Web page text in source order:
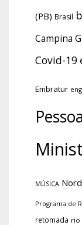
(PB) Brasil
Campina
Covid-19
Embratur
MÚSICA
Programa de
retomada rio